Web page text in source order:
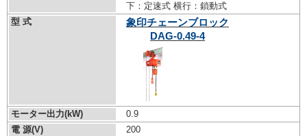
下：定速式 横行：鎖動式
型 式
象印チェーンブロック
DAG-0.49-4
モーター出力(kW)
0.9
電 源(V)
200